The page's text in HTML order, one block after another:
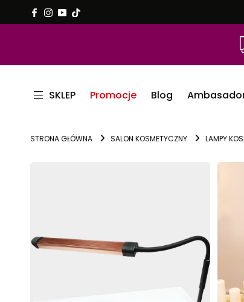
SKLEP Promocje Blog
STRONA GŁÓWNA SALON KOSMETYCZNY LAMPY